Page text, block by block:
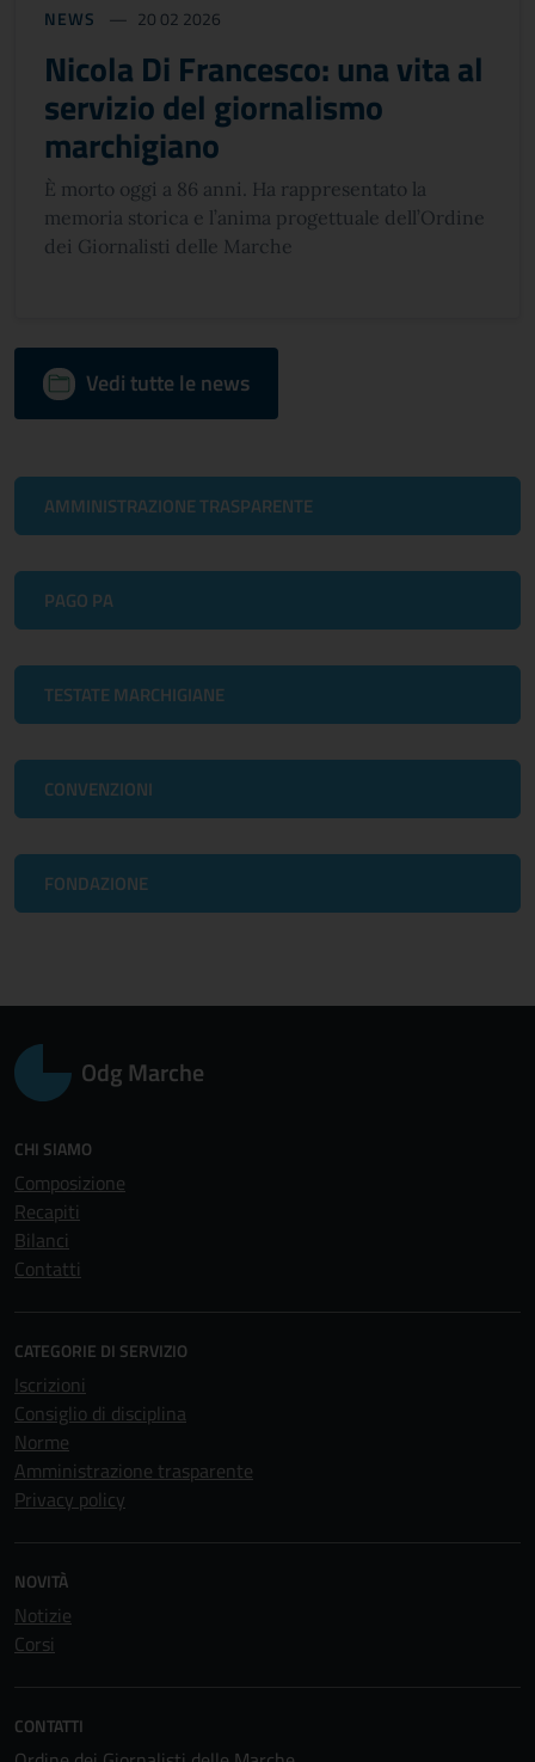
NEWS 20 02 2026
Nicola Di Francesco: una vita al
servizio del giornalismo
marchigiano
È morto oggi a 86 anni. Ha rappresentato la
memoria storica e l’anima progettuale dell’Ordine
dei Giornalisti delle Marche
Vedi tutte le news
AMMINISTRAZIONE TRASPARENTE
PAGO PA
TESTATE MARCHIGIANE
CONVENZIONI
FONDAZIONE
Odg Marche
CHI SIAMO
Composizione
Recapiti
Bilanci
Contatti
CATEGORIE DI SERVIZIO
Iscrizioni
Consiglio di disciplina
Norme
Amministrazione trasparente
Privacy policy
NOVITÀ
Notizie
Corsi
CONTATTI